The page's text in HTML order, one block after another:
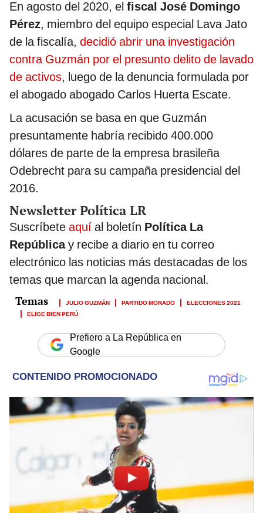
En agosto del 2020, el fiscal José Domingo
Pérez, miembro del equipo especial Lava Jato
de la fiscalía, decidió abrir una investigación
contra Guzmán por el presunto delito de lavado
de activos, luego de la denuncia formulada por
el abogado abogado Carlos Huerta Escate.
La acusación se basa en que Guzmán
presuntamente habría recibido 400.000
dólares de parte de la empresa brasileña
Odebrecht para su campaña presidencial del
2016.
Newsletter Política LR
Suscríbete aquí al boletín Política La
Repúblicay recibe a diario en tu correo
electrónico las noticias más destacadas de los
temas que marcan la agenda nacional.
JULIO GUZMÁN PARTIDO MORADO
ELECCIONES 2021
ELIGE BIEN PERÚ
Prefiero a La República en
Google